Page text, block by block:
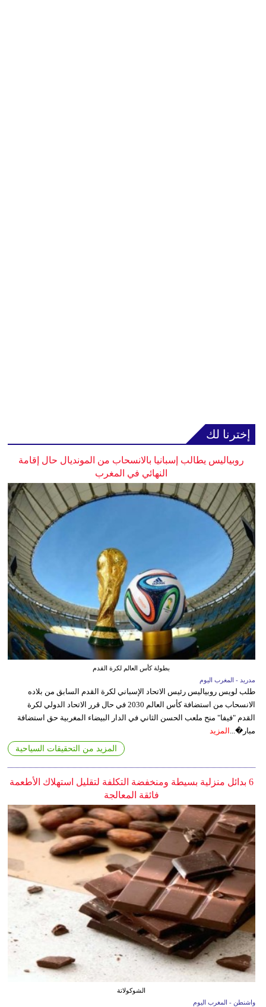
إخترنا لك
روبياليس يطالب إسبانيا بالانسحاب من المونديال حال إقامة
النهائي في المغرب
بطولة كأس العالم لكرة القدم
مدريد - المغرب اليوم
طلب لويس روبياليس رئيس الاتحاد الإسباني لكرة القدم السابق من بلاده
الانسحاب من استضافة كأس العالم 2030 في حال قرر الاتحاد الدولي لكرة
القدم "فيفا" منح ملعب الحسن الثاني في الدار البيضاء المغربية حق استضافة
مبار�... المزيد
المزيد من التحقيقات السياحية
6 بدائل منزلية بسيطة ومنخفضة التكلفة لتقليل استهلاك الأطعمة
فائقة المعالجة
الشوكولاتة
واشنطن - المغرب اليوم